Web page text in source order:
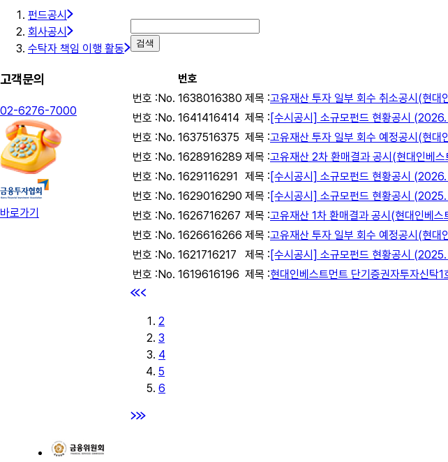
펀드공시
회사공시
수탁자 책임 이행 활동
고객문의
02-6276-7000
바로가기
검색
번호
번호 :No. 1638016380 제목 :고유재산 투자 일부 회수 취소공시(현
번호 :No. 1641416414 제목 : [수시공시] 소규모펀드 현황공시
번호 :No. 1637516375 제목 :고유재산 투자 일부 회수 예정공시(현
번호 :No. 1628916289 제목 :고유재산 2차 환매결과 공시(현대인베
번호 :No. 1629116291 제목 : [수시공시] 소규모펀드 현황공시
번호 :No. 1629016290 제목 : [수시공시] 소규모펀드 현황공시
번호 :No. 1626716267 제목 :고유재산 1차 환매결과 공시(현대인베
번호 :No. 1626616266 제목 :고유재산 투자 일부 회수 예정공시(현
번호 :No. 1621716217 제목 : [수시공시] 소규모펀드 현황공시
번호 :No. 1619616196 제목 :현대인베스트먼트 단기증권자투자신탁
2
3
4
5
6